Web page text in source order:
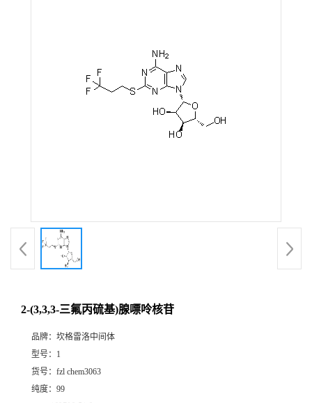
2-(3,3,3-三氟丙硫基)腺嘌呤核苷
品牌： 坎格雷洛中间体
型号： 1
货号： fzl chem3063
纯度： 99